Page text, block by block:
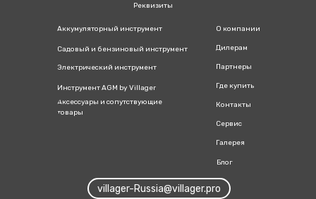
Аккумуляторный инструмент
Садовый и бензиновый инструмент
Электрический инструмент
Инструмент AGM by Villager
Дилерам
О компании
Где купить
Контакты
Аксессуары и сопутствующие
товары
Сервис
Галерея
villager-Russia@villager.pro
Блог
Партнеры
Реквизиты